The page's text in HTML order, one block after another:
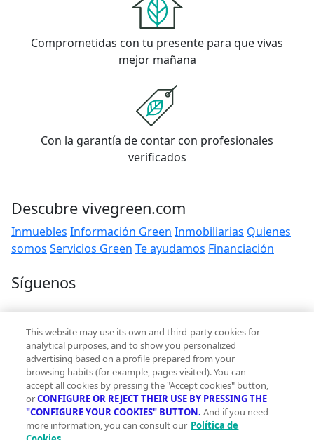
Comprometidas con tu presente para que vivas
mejor mañana
Con la garantía de contar con profesionales
verificados
Descubre vivegreen.com
Inmuebles Información Green Inmobiliarias Quienes
somos Servicios Green Te ayudamos Financiación
Síguenos
Contacto
hola@vivegreen.com
Aviso Legal
This website may use its own and third-party cookies for
analytical purposes, and to show you personalized
advertising based on a profile prepared from your
browsing habits (for example, pages visited). You can
accept all cookies by pressing the "Accept cookies" button,
orCONFIGURE OR REJECT THEIR USE BY PRESSING THE
"CONFIGURE YOUR COOKIES" BUTTON. And if you need
more information, you can consult our Política de